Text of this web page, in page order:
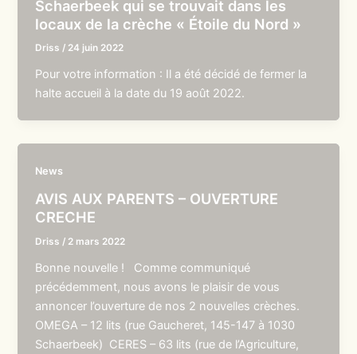
Schaerbeek qui se trouvait dans les
locaux de la crèche « Étoile du Nord »
Driss / 24 juin 2022
Pour votre information : Il a été décidé de fermer la
halte accueil à la date du 19 août 2022.
News
AVIS AUX PARENTS – OUVERTURE
CRECHE
Driss / 2 mars 2022
Bonne nouvelle ! Comme communiqué
précédemment, nous avons le plaisir de vous
annoncer l’ouverture de nos 2 nouvelles crèches.
OMEGA – 12 lits (rue Gaucheret, 145-147 à 1030
Schaerbeek) CERES – 63 lits (rue de l’Agriculture,